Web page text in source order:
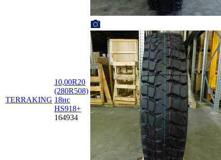
TERRAKING
10,00R20
(280R508)
18нс
HS918+
164934